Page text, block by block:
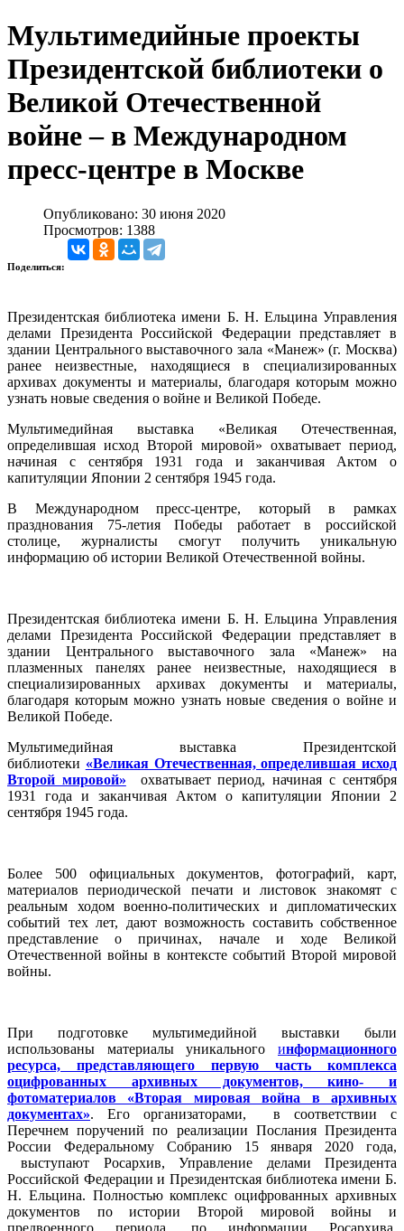
Мультимедийные проекты
Президентской библиотеки о
Великой Отечественной
войне – в Международном
пресс-центре в Москве
Опубликовано: 30 июня 2020
Просмотров: 1388
Поделиться:
Президентская библиотека имени Б. Н. Ельцина Управления
делами Президента Российской Федерации представляет в
здании Центрального выставочного зала «Манеж» (г. Москва)
ранее неизвестные, находящиеся в специализированных
архивах документы и материалы, благодаря которым можно
узнать новые сведения о войне и Великой Победе.
Мультимедийная выставка «Великая Отечественная,
определившая исход Второй мировой» охватывает период,
начиная с сентября 1931 года и заканчивая Актом о
капитуляции Японии 2 сентября 1945 года.
В Международном пресс-центре, который в рамках
празднования 75-летия Победы работает в российской
столице, журналисты смогут получить уникальную
информацию об истории Великой Отечественной войны.
Президентская библиотека имени Б. Н. Ельцина Управления
делами Президента Российской Федерации представляет в
здании Центрального выставочного зала «Манеж» на
плазменных панелях ранее неизвестные, находящиеся в
специализированных архивах документы и материалы,
благодаря которым можно узнать новые сведения о войне и
Великой Победе.
Мультимедийная выставка Президентской
библиотеки «Великая Отечественная, определившая исход
Второй мировой»
охватывает период, начиная с сентября
1931 года и заканчивая Актом о капитуляции Японии 2
сентября 1945 года.
Более 500 официальных документов, фотографий, карт,
материалов периодической печати и листовок знакомят с
реальным ходом военно-политических и дипломатических
событий тех лет, дают возможность составить собственное
представление о причинах, начале и ходе Великой
Отечественной войны в контексте событий Второй мировой
войны.
При подготовке мультимедийной выставки были
использованы материалы уникального информационного
ресурса, представляющего первую часть комплекса
оцифрованных архивных документов, кино- и
фотоматериалов «Вторая мировая война в архивных
документах». Его организаторами, в соответствии с
Перечнем поручений по реализации Послания Президента
России Федеральному Собранию 15 января 2020 года,
выступают Росархив, Управление делами Президента
Российской Федерации и Президентская библиотека имени Б.
Н. Ельцина. Полностью комплекс оцифрованных архивных
документов по истории Второй мировой войны и
предвоенного периода, по информации Росархива,